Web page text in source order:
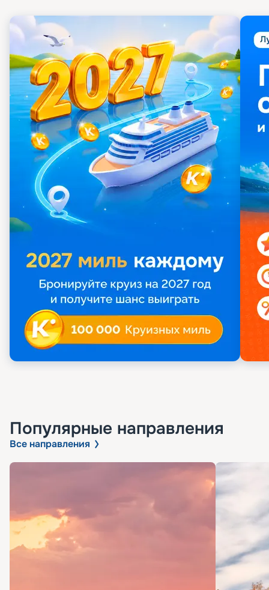
Популярные направления
Все направления